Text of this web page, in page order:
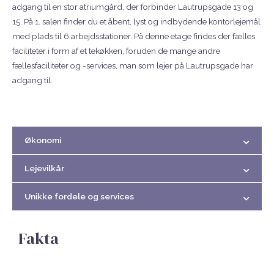
adgang til en stor atriumgård, der forbinder Lautrupsgade 13 og
15. På 1. salen finder du et åbent, lyst og indbydende kontorlejemål
med plads til 6 arbejdsstationer. På denne etage findes der fælles
faciliteter i form af et tekøkken, foruden de mange andre
fællesfaciliteter og -services, man som lejer på Lautrupsgade har
adgang til.
Økonomi
Lejevilkår
Unikke fordele og services
Fakta